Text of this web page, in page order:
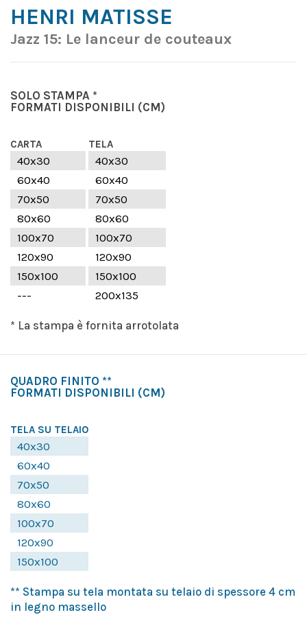
HENRI MATISSE
Jazz 15: Le lanceur de couteaux
SOLO STAMPA *
FORMATI DISPONIBILI (CM)
CARTA TELA
40x30
40x30
60x40
60x40
70x50
70x50
80x60
80x60
100x70
100x70
120x90
120x90
150x100
150x100
---
200x135
* La stampa è fornita arrotolata
QUADRO FINITO **
FORMATI DISPONIBILI (CM)
TELA SU TELAIO
40x30
60x40
70x50
80x60
100x70
120x90
150x100
** Stampa su tela montata su telaio di spessore 4 cm
in legno massello